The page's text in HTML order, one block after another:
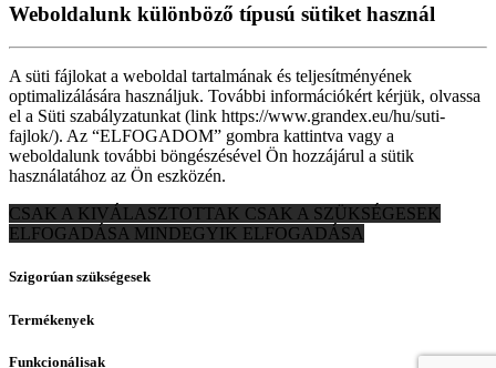
Weboldalunk különböző típusú sütiket használ
A süti fájlokat a weboldal tartalmának és teljesítményének
optimalizálására használjuk. További információkért kérjük, olvassa
el a Süti szabályzatunkat (link https://www.grandex.eu/hu/suti-
fajlok/). Az “ELFOGADOM” gombra kattintva vagy a
weboldalunk további böngészésével Ön hozzájárul a sütik
használatához az Ön eszközén.
CSAK A KIVÁLASZTOTTAK CSAK A SZÜKSÉGESEK
ELFOGADÁSA MINDEGYIK ELFOGADÁSA
Szigorúan szükségesek
Termékenyek
Funkcionálisak